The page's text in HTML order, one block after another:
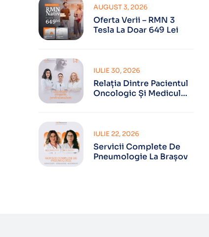
Oferta Verii – RMN 3
Tesla La Doar 649 Lei
AUGUST 3, 2026
Relația Dintre Pacientul
Oncologic Și Medicul
IULIE 30, 2026
Servicii Complete De
Pneumologie La Brașov
IULIE 22, 2026